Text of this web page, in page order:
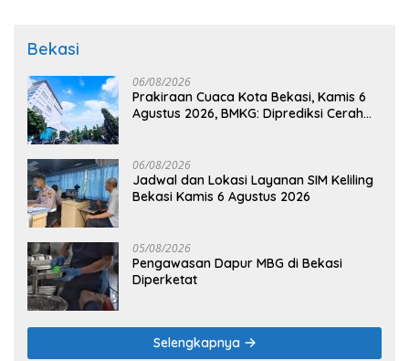
Bekasi
06/08/2026
Prakiraan Cuaca Kota Bekasi, Kamis 6
Agustus 2026, BMKG: Diprediksi Cerah
06/08/2026
Jadwal dan Lokasi Layanan SIM Keliling
Bekasi Kamis 6 Agustus 2026
05/08/2026
Pengawasan Dapur MBG di Bekasi
Diperketat
Selengkapnya